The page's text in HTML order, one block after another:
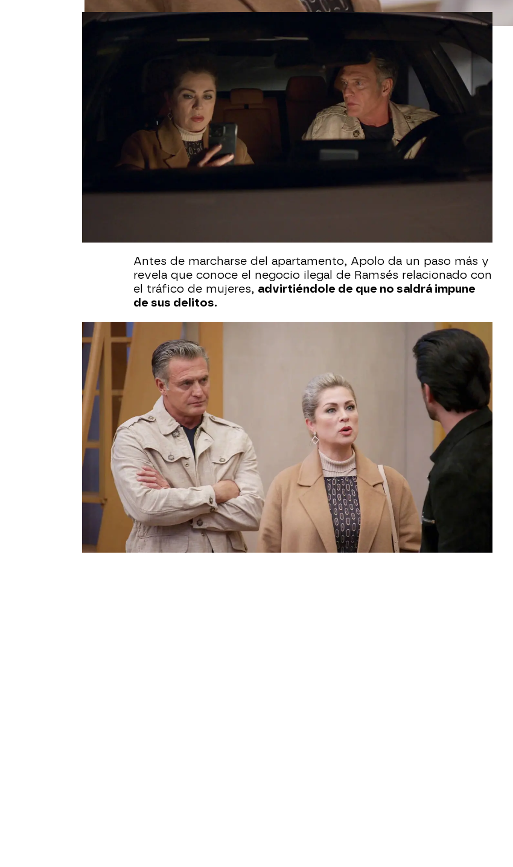
supuestamente se encuentra Ramsés con Columba. Al entrar,
la mujer se queda de piedra al ver a su propia nuera vestida
únicamente con ropa interior. Incapaz de comprender lo que
está viendo, le reprocha a su marido que la haya engañado con
la esposa de su hijo Gaely la madre de sus nietos.
En ese momento, Apolo aprovecha la situación para confesar
delante de todos que ama a Josefa, y ella también admite sus
sentimientos."No me voy a detener para buscar mi felicidad"
le dice a Ramsés sin titubear.
Columba intenta justificarse y asegura que mantiene una
Antes de marcharse del apartamento, Apolo da un paso más y
revela que conoce el negocio ilegal de Ramsés relacionado con
el tráfico de mujeres, advirtiéndole de que no saldrá impune
de sus delitos.
Cuando Josefa regresa a casa, le cuenta a Gael que su padre le
ha sido infiel con Columba. El joven se queda en shock y no
puede creer que su exmujer haya mantenido una relación en
secreto con su propio padre. Ahora todo empieza a encajar:
siempre había sospechado que Ramsés protegía demasiado a
Columba.
La gran pregunta es qué hará Josefa ahora:
¿tomará una
decisión drástica contra la madre de sus nietos?